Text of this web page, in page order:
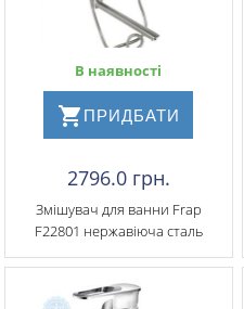
В наявності
ПРИДБАТИ
2796.0 грн.
Змішувач для ванни Frap
F22801 нержавіюча сталь